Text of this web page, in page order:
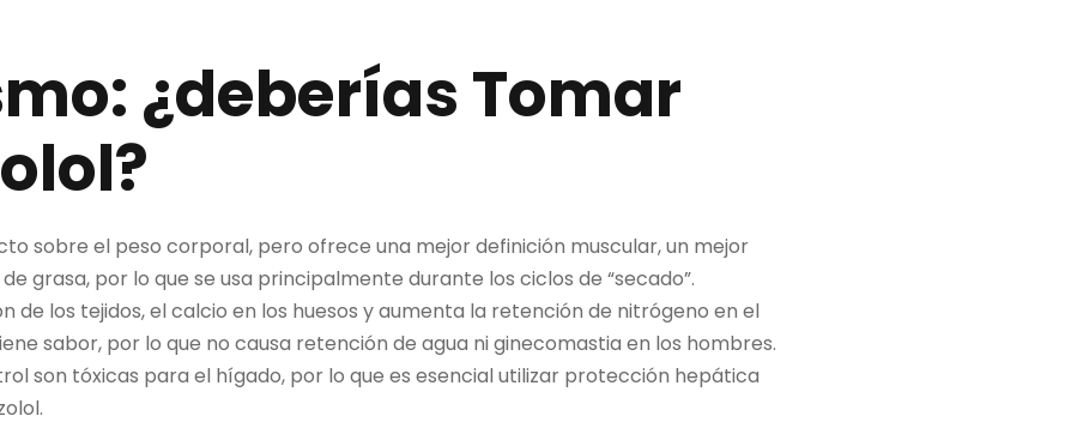
¿deberías Tomar
sobre el peso corporal, pero ofrece una mejor definición muscular, un mejor
grasa, por lo que se usa principalmente durante los ciclos de “secado”.
de los tejidos, el calcio en los huesos y aumenta la retención de nitrógeno en el
sabor, por lo que no causa retención de agua ni ginecomastia en los hombres.
son tóxicas para el hígado, por lo que es esencial utilizar protección hepática